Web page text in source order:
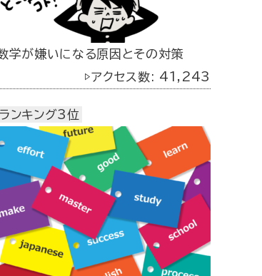
学が嫌いになる原因とその対策
▷アクセス数: 41,243
ランキング3位